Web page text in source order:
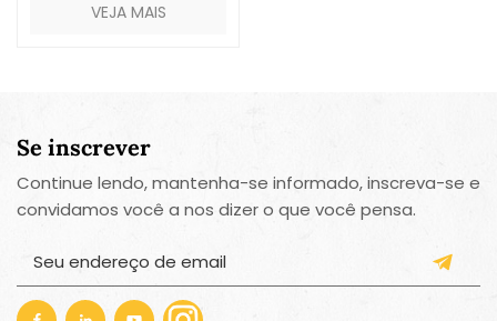
VEJA MAIS
Se inscrever
Continue lendo, mantenha-se informado, inscreva-se e
convidamos você a nos dizer o que você pensa.